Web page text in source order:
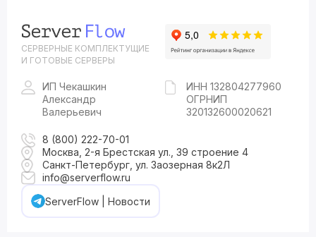
СЕРВЕРНЫЕ КОМПЛЕКТУЩИЕ
И ГОТОВЫЕ СЕРВЕРЫ
ИП Чекашкин
Александр
Валерьевич
ИНН 132804277960
ОГРНИП
320132600020621
8 (800) 222-70-01
Москва, 2-я Брестская ул., 39 строение 4
Санкт-Петербург, ул. Заозерная 8к2Л
info@serverflow.ru
ServerFlow | Новости